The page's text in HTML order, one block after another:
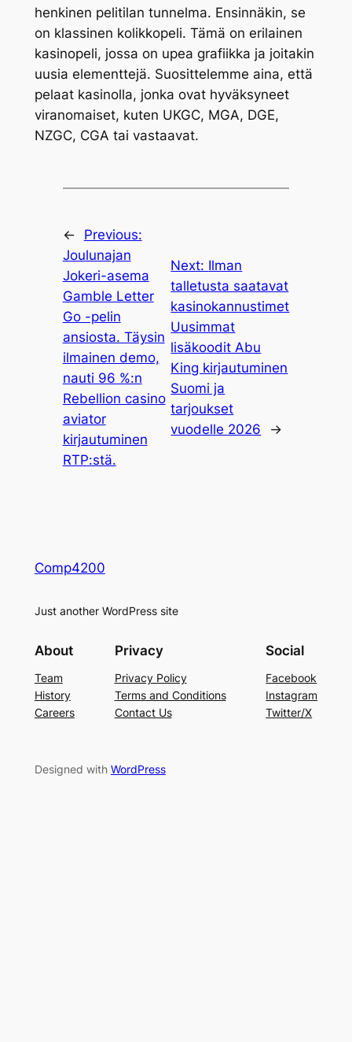
henkinen pelitilan tunnelma. Ensinnäkin, se
on klassinen kolikkopeli. Tämä on erilainen
kasinopeli, jossa on upea grafiikka ja joitakin
uusia elementtejä. Suosittelemme aina, että
pelaat kasinolla, jonka ovat hyväksyneet
viranomaiset, kuten UKGC, MGA, DGE,
NZGC, CGA tai vastaavat.
←
Previous:
Joulunajan
Jokeri-asema
Gamble Letter
Go -pelin
ansiosta. Täysin
ilmainen demo,
nauti 96 %:n
Rebellion casino
aviator
kirjautuminen
RTP:stä.
Next: Ilman
talletusta saatavat
kasinokannustimet
Uusimmat
lisäkoodit Abu
King kirjautuminen
Suomi ja
tarjoukset
vuodelle 2026
→
Comp4200
Just another WordPress site
About
Team
History
Careers
Privacy
Privacy Policy
Terms and Conditions
Contact Us
Social
Facebook
Instagram
Twitter/X
Designed with WordPress